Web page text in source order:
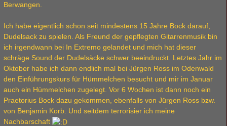
Berwangen.
Ich habe eigentlich schon seit mindestens 15 Jahre Bock darauf,
Dudelsack zu spielen. Als Freund der gepflegten Gitarrenmusik bin
ich irgendwann bei In Extremo gelandet und mich hat dieser
schräge Sound der Dudelsäcke schwer beeindruckt. Letztes Jahr im
Oktober habe ich dann endlich mal bei Jürgen Ross im Odenwald
den Einführungskurs für Hümmelchen besucht und mir im Januar
auch ein Hümmelchen zugelegt. Vor 6 Wochen ist dann noch ein
Praetorius Bock dazu gekommen, ebenfalls von Jürgen Ross bzw.
von Benjamin Korb. Und seitdem terrorisier ich meine
Nachbarschaft